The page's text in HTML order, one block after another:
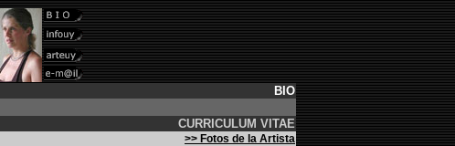
BIO
CURRICULUM VITAE
>> Fotos de la Artista